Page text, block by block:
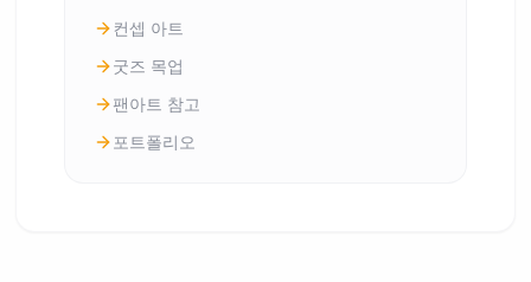
컨셉 아트
굿즈 목업
팬아트 참고
포트폴리오